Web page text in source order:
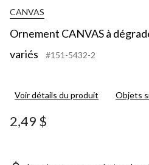
CANVAS
Ornement CANVAS à
variés
#151-5432-2
Voir détails du produit Objets
2,49 $